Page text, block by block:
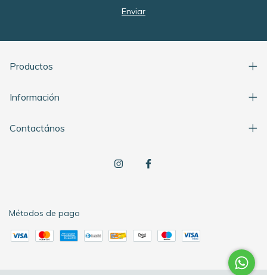
Productos
Información
Contactános
Métodos de pago